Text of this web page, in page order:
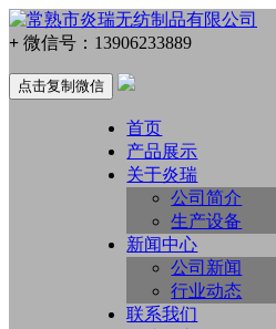
+ 微信号： 13906233889
点击复制微信
首页
产品展示
关于炎瑞
公司简介
生产设备
新闻中心
公司新闻
行业动态
联系我们